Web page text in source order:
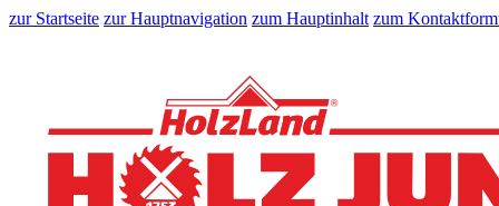
zur Startseite zur Hauptnavigation zum Hauptinhalt zum